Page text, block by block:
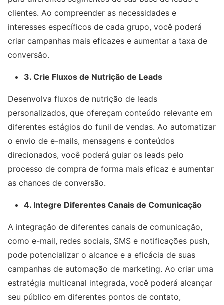
clientes. Ao compreender as necessidades e
interesses específicos de cada grupo, você poderá
criar campanhas mais eficazes e aumentar a taxa de
conversão.
3. Crie Fluxos de Nutrição de Leads
Desenvolva fluxos de nutrição de leads
personalizados, que ofereçam conteúdo relevante em
diferentes estágios do funil de vendas. Ao automatizar
o envio de e-mails, mensagens e conteúdos
direcionados, você poderá guiar os leads pelo
processo de compra de forma mais eficaz e aumentar
as chances de conversão.
4. Integre Diferentes Canais de Comunicação
A integração de diferentes canais de comunicação,
como e-mail, redes sociais, SMS e notificações push,
pode potencializar o alcance e a eficácia de suas
campanhas de automação de marketing. Ao criar uma
estratégia multicanal integrada, você poderá alcançar
seu público em diferentes pontos de contato,